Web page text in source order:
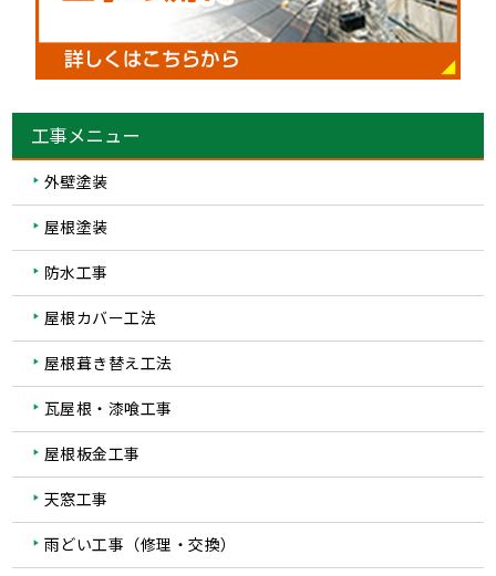
工事メニュー
外壁塗装
屋根塗装
防水工事
屋根カバー工法
屋根葺き替え工法
瓦屋根・漆喰工事
屋根板金工事
天窓工事
雨どい工事（修理・交換）